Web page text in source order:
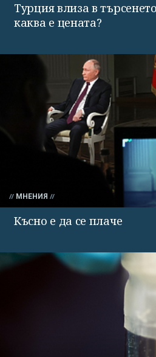
Турция влиза в
каква е цената?
МНЕНИЯ
Късно е да се плаче